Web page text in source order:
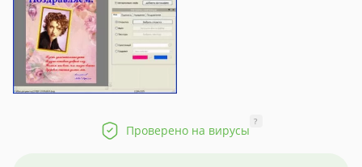
Проверено на вирусы
?